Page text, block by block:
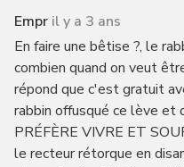
Empr il y a 3 ans
En faire une bêtise ?, le
combien quand on veut
répond que c'est gratuit
rabbin offusqué ce lève et
PRÉFÈRE VIVRE ET
le recteur rétorque en